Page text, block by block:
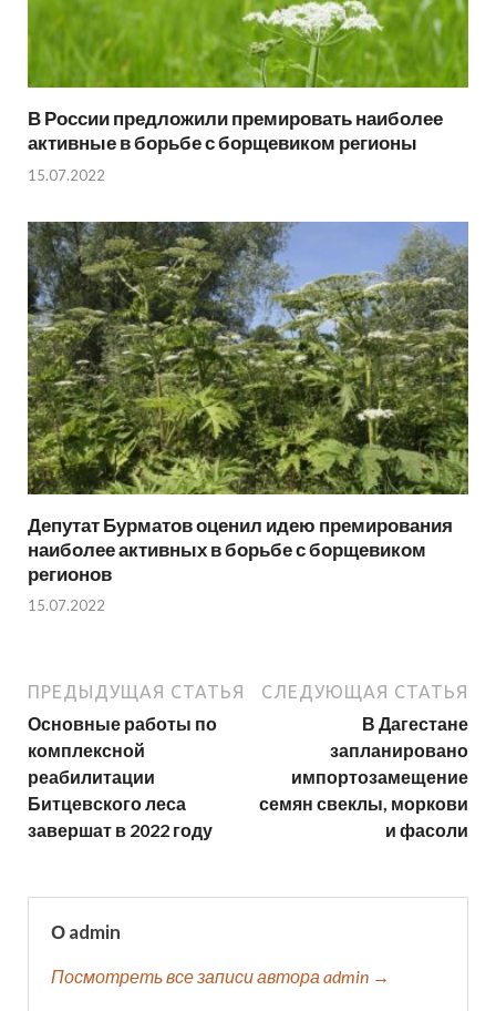
В России предложили премировать наиболее
активные в борьбе с борщевиком регионы
15.07.2022
Депутат Бурматов оценил идею премирования
наиболее активных в борьбе с борщевиком
регионов
15.07.2022
ПРЕДЫДУЩАЯ СТАТЬЯ
Основные работы по
комплексной
реабилитации
Битцевского леса
завершат в 2022 году
СЛЕДУЮЩАЯ СТАТЬЯ
В Дагестане
запланировано
импортозамещение
семян свеклы, моркови
и фасоли
О admin
Посмотреть все записи автора admin →